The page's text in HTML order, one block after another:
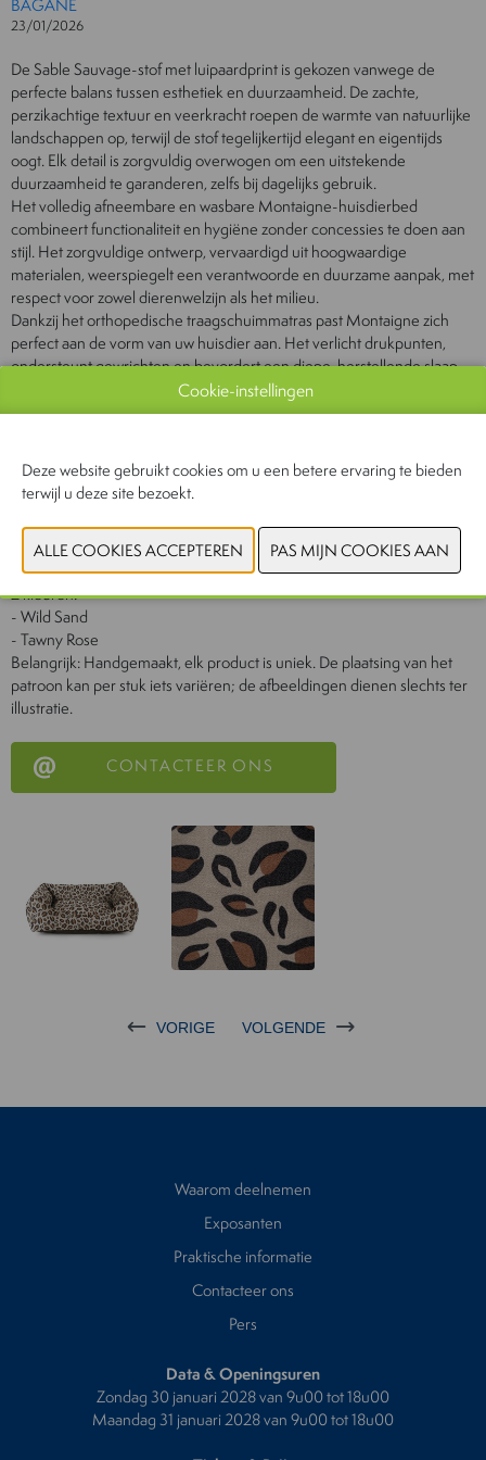
BAGANE
23/01/2026
De Sable Sauvage-stof met luipaardprint is gekozen vanwege de
perfecte balans tussen esthetiek en duurzaamheid. De zachte,
perzikachtige textuur en veerkracht roepen de warmte van natuurlijke
landschappen op, terwijl de stof tegelijkertijd elegant en eigentijds
oogt. Elk detail is zorgvuldig overwogen om een ​​uitstekende
duurzaamheid te garanderen, zelfs bij dagelijks gebruik.
Het volledig afneembare en wasbare Montaigne-huisdierbed
combineert functionaliteit en hygiëne zonder concessies te doen aan
stijl. Het zorgvuldige ontwerp, vervaardigd uit hoogwaardige
materialen, weerspiegelt een verantwoorde en duurzame aanpak, met
respect voor zowel dierenwelzijn als het milieu.
Dankzij het orthopedische traagschuimmatras past Montaigne zich
perfect aan de vorm van uw huisdier aan. Het verlicht drukpunten,
ondersteunt gewrichten en bevordert een diepe, herstellende slaap.
De royaal gevoerde randen creëren een gevoel van bescherming en
veiligheid, vergelijkbaar met het natuurlijke instinct van een kat of
waterdicht (neemt geen water op).
3 maten (buitenmaten):
S: 65 x 50 x 18 cm
M: 85 x 65 x 24 cm
L: 100 x 75 x 26 cm
2 kleuren:
- Wild Sand
- Tawny Rose
Belangrijk: Handgemaakt, elk product is uniek. De plaatsing van het
patroon kan per stuk iets variëren; de afbeeldingen dienen slechts ter
illustratie.
CONTACTEER ONS
VORIGE VOLGENDE
Waarom deelnemen
Exposanten
Praktische informatie
Contacteer ons
Pers
Data & Openingsuren
Zondag 30 januari 2028 van 9u00 tot 18u00
Maandag 31 januari 2028 van 9u00 tot 18u00
Cookie-instellingen
Deze website gebruikt cookies om u een betere ervaring te bieden
terwijl u deze site bezoekt.